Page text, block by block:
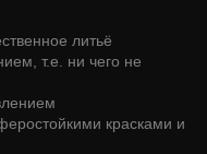
литьё
т.е. ни чего не
красками и